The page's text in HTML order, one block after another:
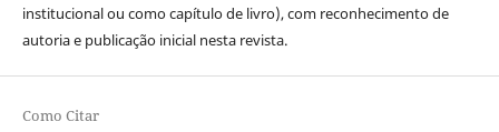
institucional ou como capítulo de livro), com reconhecimento de
autoria e publicação inicial nesta revista.
Como Citar